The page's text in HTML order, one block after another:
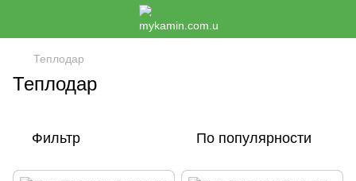
Теплодар
Теплодар
Фильтр По популярности